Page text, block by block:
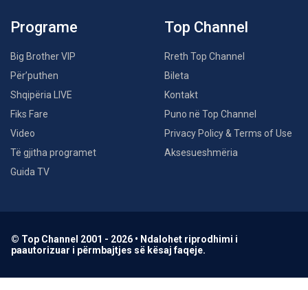
Programe
Big Brother VIP
Për’puthen
Shqipëria LIVE
Fiks Fare
Video
Të gjitha programet
Guida TV
Top Channel
Rreth Top Channel
Bileta
Kontakt
Puno në Top Channel
Privacy Policy & Terms of Use
Aksesueshmëria
© Top Channel 2001 - 2026 • Ndalohet riprodhimi i
paautorizuar i përmbajtjes së kësaj faqeje.